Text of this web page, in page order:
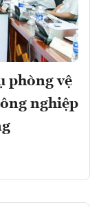
phòng vệ
nghiệp